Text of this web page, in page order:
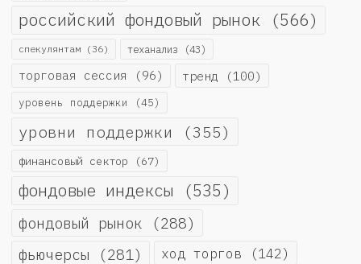
российский фондовый рынок (566)
спекулянтам (36) теханализ (43)
торговая сессия (96) тренд (100)
уровень поддержки (45)
уровни поддержки (355)
финансовый сектор (67)
фондовые индексы (535)
фондовый рынок (288)
фьючерсы (281) ход торгов (142)